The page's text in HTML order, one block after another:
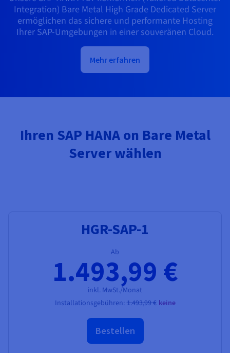
Integration) Bare Metal High Grade Dedicated Server
ermöglichen das sichere und performante Hosting
Ihrer SAP-Umgebungen in einer souveränen Cloud.
Mehr erfahren
Ihren SAP HANA on Bare Metal
Server wählen
HGR-SAP-1
Ab
1.493,99 €
inkl. MwSt./Monat
Installationsgebühren:1.493,99 € keine
Bestellen